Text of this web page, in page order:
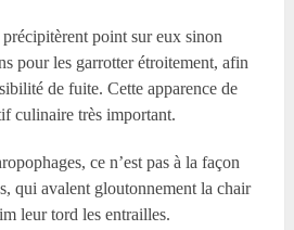
point sur eux sinon
pour les garrotter étroitement, afin
de fuite. Cette apparence de
culinaire très important.
ce n’est pas à la façon
qui avalent gloutonnement la chair
leur tord les entrailles.